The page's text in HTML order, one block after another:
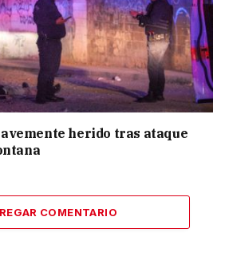
herido tras ataque
COMENTARIO